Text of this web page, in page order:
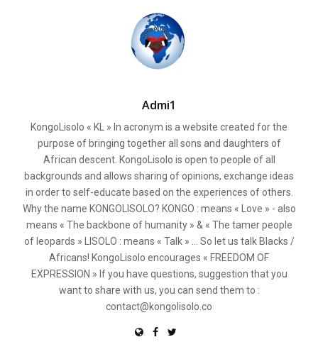
Admi1
KongoLisolo « KL » In acronym is a website created for the
purpose of bringing together all sons and daughters of
African descent. KongoLisolo is open to people of all
backgrounds and allows sharing of opinions, exchange ideas
in order to self-educate based on the experiences of others.
Why the name KONGOLISOLO? KONGO : means « Love » - also
means « The backbone of humanity » & « The tamer people
of leopards » LISOLO : means « Talk » ... So let us talk Blacks /
Africans! KongoLisolo encourages « FREEDOM OF
EXPRESSION » If you have questions, suggestion that you
want to share with us, you can send them to :
contact@kongolisolo.co